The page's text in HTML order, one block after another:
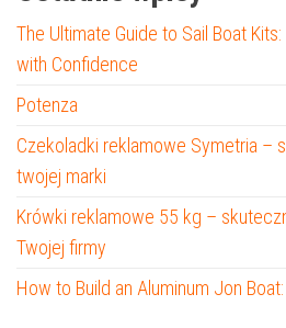
The Ultimate Guide to Sail Boat
with Confidence
Potenza
Czekoladki reklamowe Symetria –
twojej marki
Krówki reklamowe 55 kg –
Twojej firmy
How to Build an Aluminum Jon